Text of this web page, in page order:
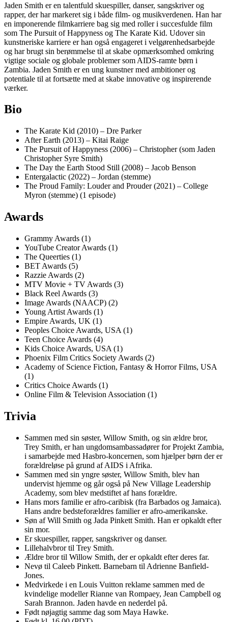
Jaden Smith er en talentfuld skuespiller, danser, sangskriver og
rapper, der har markeret sig i både film- og musikverdenen. Han har
en imponerende filmkarriere bag sig med roller i succesfulde film
som The Pursuit of Happyness og The Karate Kid. Udover sin
kunstneriske karriere er han også engageret i velgørenhedsarbejde
og har brugt sin berømmelse til at skabe opmærksomhed omkring
vigtige sociale og globale problemer som AIDS-ramte børn i
Zambia. Jaden Smith er en ung kunstner med ambitioner og
potentiale til at fortsætte med at skabe innovative og inspirerende
værker.
Bio
The Karate Kid (2010) – Dre Parker
After Earth (2013) – Kitai Raige
The Pursuit of Happyness (2006) – Christopher (som Jaden
Christopher Syre Smith)
The Day the Earth Stood Still (2008) – Jacob Benson
Entergalactic (2022) – Jordan (stemme)
The Proud Family: Louder and Prouder (2021) – College
Myron (stemme) (1 episode)
Awards
Grammy Awards (1)
YouTube Creator Awards (1)
The Queerties (1)
BET Awards (5)
Razzie Awards (2)
MTV Movie + TV Awards (3)
Black Reel Awards (3)
Image Awards (NAACP) (2)
Young Artist Awards (1)
Empire Awards, UK (1)
Peoples Choice Awards, USA (1)
Teen Choice Awards (4)
Kids Choice Awards, USA (1)
Phoenix Film Critics Society Awards (2)
Academy of Science Fiction, Fantasy & Horror Films, USA
(1)
Critics Choice Awards (1)
Online Film & Television Association (1)
Trivia
Sammen med sin søster, Willow Smith, og sin ældre bror,
Trey Smith, er han ungdomsambassadører for Projekt Zambia,
i samarbejde med Hasbro-koncernen, som hjælper børn der er
forældreløse på grund af AIDS i Afrika.
Sammen med sin yngre søster, Willow Smith, blev han
undervist hjemme og går også på New Village Leadership
Academy, som blev medstiftet af hans forældre.
Hans mors familie er afro-caribisk (fra Barbados og Jamaica).
Hans andre bedsteforældres familier er afro-amerikanske.
Søn af Will Smith og Jada Pinkett Smith. Han er opkaldt efter
sin mor.
Er skuespiller, rapper, sangskriver og danser.
Lillehalvbror til Trey Smith.
Ældre bror til Willow Smith, der er opkaldt efter deres far.
Nevø til Caleeb Pinkett. Barnebarn til Adrienne Banfield-
Jones.
Medvirkede i en Louis Vuitton reklame sammen med de
kvindelige modeller Rianne van Rompaey, Jean Campbell og
Sarah Brannon. Jaden havde en nederdel på.
Født nøjagtig samme dag som Maya Hawke.